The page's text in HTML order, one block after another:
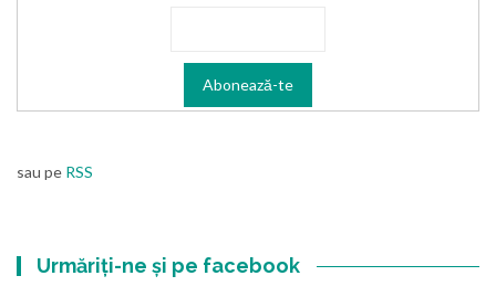
sau pe RSS
Urmăriți-ne și pe facebook